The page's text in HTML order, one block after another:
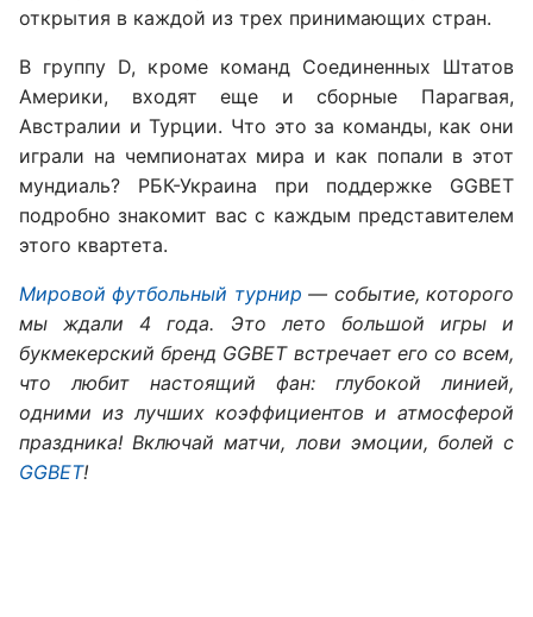
открытия в каждой из трех принимающих стран.
В группу D, кроме команд Соединенных Штатов
Америки, входят еще и сборные Парагвая,
Австралии и Турции. Что это за команды, как они
играли на чемпионатах мира и как попали в этот
мундиаль? РБК-Украина при поддержке GGBET
подробно знакомит вас с каждым представителем
этого квартета.
Мировой футбольный турнир — событие, которого
мы ждали 4 года. Это лето большой игры и
букмекерский бренд GGBET встречает его со всем,
что любит настоящий фан: глубокой линией,
одними из лучших коэффициентов и атмосферой
праздника! Включай матчи, лови эмоции, болей с
GGBET!